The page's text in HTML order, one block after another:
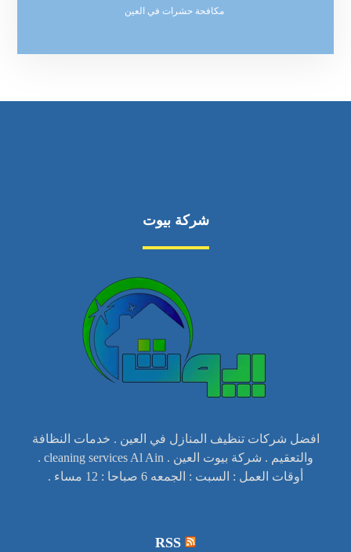
مكافحة حشرات في العين
شركة بيوت
افضل شركات تنظيف المنازل في العين . خدمات النظافة
والتعقيم . شركة بيوت العين . cleaning services Al Ain .
أوقات العمل : السبت : الجمعه 6 صباحا : 12 مساء .
RSS